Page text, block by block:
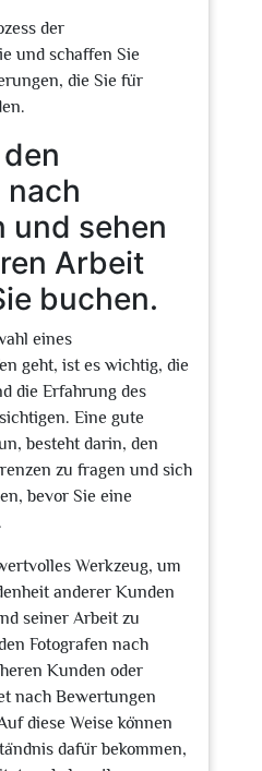
der
und schaffen Sie
die Sie für
nach
und sehen
Arbeit
buchen.
eines
geht, ist es wichtig, die
die Erfahrung des
Eine gute
besteht darin, den
zu fragen und sich
bevor Sie eine
Werkzeug, um
anderer Kunden
seiner Arbeit zu
Fotografen nach
Kunden oder
nach Bewertungen
diese Weise können
dafür bekommen,